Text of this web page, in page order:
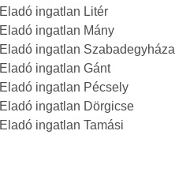
Eladó ingatlan Litér
Eladó ingatlan Mány
Eladó ingatlan Szabadegyháza
Eladó ingatlan Gánt
Eladó ingatlan Pécsely
Eladó ingatlan Dörgicse
Eladó ingatlan Tamási